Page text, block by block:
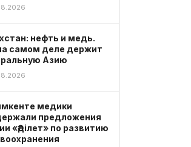
нефть и медь.
самом деле держит
Азию
медики
предложения
«Әділет» по развитию